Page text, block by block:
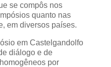
se compôs nos
quanto nas
em diversos países.
em Castelgandolfo
diálogo e de
por